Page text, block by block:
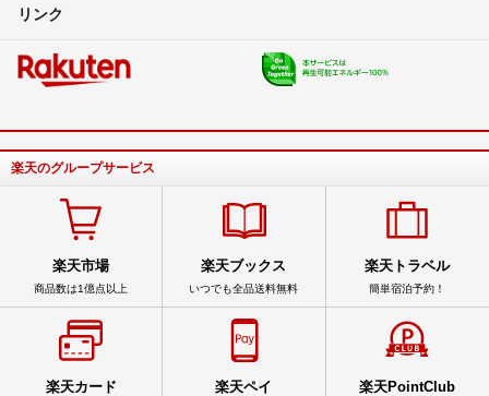
リンク
楽天のグループサービス
楽天市場
商品数は1億点以上
楽天ブックス
いつでも全品送料無料
楽天トラベル
簡単宿泊予約！
楽天カード 楽天ペイ 楽天PointClub